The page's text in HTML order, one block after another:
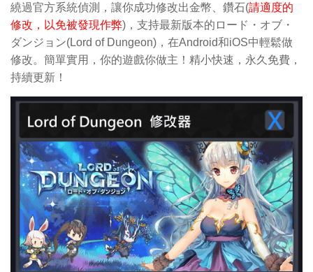
繞過官方系統偵測，讓你成功修改出金幣、鑽石(請適度的
修改，以免被發現作弊)，支持最新版本的ロード・オブ・
ダンジョン(Lord of Dungeon)，在Android和iOS中輕鬆做
修改。簡單實用，你的遊戲你做主！精小快速，永久免費，
持續更新！